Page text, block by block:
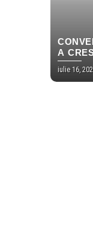
A
TRANSFERURI. ÎN
OPRIT
iulie 16,